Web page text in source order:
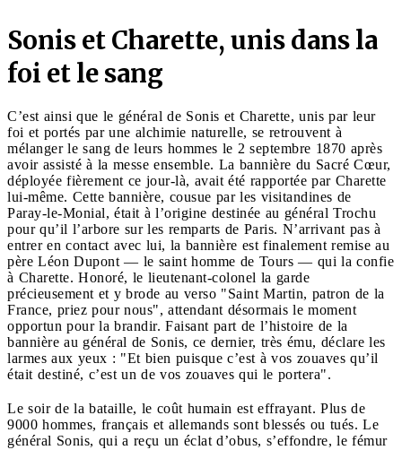
Sonis et Charette, unis dans la
foi et le sang
C’est ainsi que le général de Sonis et Charette, unis par leur
foi et portés par une alchimie naturelle, se retrouvent à
mélanger le sang de leurs hommes le 2 septembre 1870 après
avoir assisté à la messe ensemble. La bannière du Sacré Cœur,
déployée fièrement ce jour-là, avait été rapportée par Charette
lui-même. Cette bannière, cousue par les visitandines de
Paray-le-Monial, était à l’origine destinée au général Trochu
pour qu’il l’arbore sur les remparts de Paris. N’arrivant pas à
entrer en contact avec lui, la bannière est finalement remise au
père Léon Dupont — le saint homme de Tours — qui la confie
à Charette. Honoré, le lieutenant-colonel la garde
précieusement et y brode au verso "Saint Martin, patron de la
France, priez pour nous", attendant désormais le moment
opportun pour la brandir. Faisant part de l’histoire de la
bannière au général de Sonis, ce dernier, très ému, déclare les
larmes aux yeux : "Et bien puisque c’est à vos zouaves qu’il
était destiné, c’est un de vos zouaves qui le portera".
Le soir de la bataille, le coût humain est effrayant. Plus de
9000 hommes, français et allemands sont blessés ou tués. Le
général Sonis, qui a reçu un éclat d’obus, s’effondre, le fémur